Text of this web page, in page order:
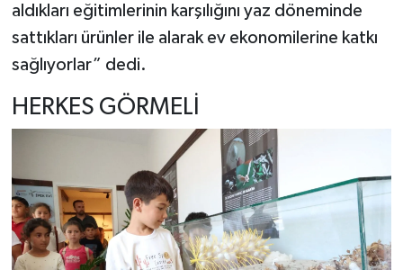
aldıkları eğitimlerinin karşılığını yaz döneminde
sattıkları ürünler ile alarak ev ekonomilerine katkı
sağlıyorlar” dedi.
HERKES GÖRMELİ